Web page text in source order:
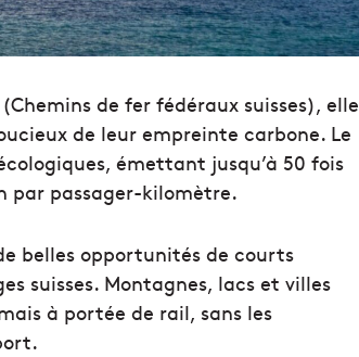
de fer fédéraux suisses), elle
de leur empreinte carbone. Le
émettant jusqu’à 50 fois
par passager-kilomètre.
belles opportunités de courts
suisses. Montagnes, lacs et villes
à portée de rail, sans les